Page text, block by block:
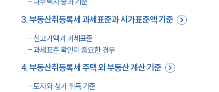
3.부동산취등록세 과세표준과 시가표준액 기준
-신고가액과 과세표준
-과세표준 확인이 중요한 경우
4.부동산취등록세 주택 외 부동산 계산 기준
-토지와 상가 취득 기준